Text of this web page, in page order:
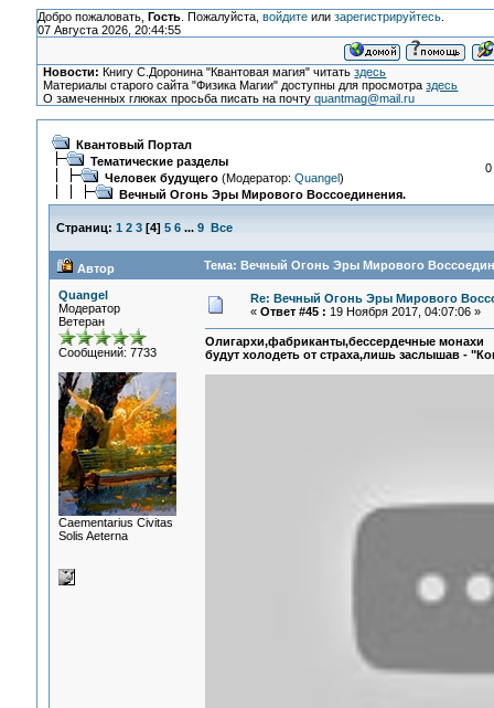
Добро пожаловать, Гость. Пожалуйста, войдитеили зарегистрируйтесь.
07 Августа 2026, 20:44:55
Новости: Книгу С.Доронина "Квантовая магия" читатьздесь
Материалы старого сайта "Физика Магии" доступны для просмотраздесь
О замеченных глюках просьба писать на почтуquantmag@mail.ru
Квантовый Портал
Тематические разделы
Человек будущего(Модератор: Quangel)
Вечный Огонь Эры Мирового Воссоединения.
0
Страниц: 1 2 3[4] 5 6 ... 9 Все
Автор Тема: Вечный Огонь Эры Мирового
Quangel
Модератор
Ветеран
Сообщений: 7733
Сaementarius Civitas
Solis Aeterna
Re: Вечный Огонь Эры Мирового
« Ответ #45 : 19 Ноября 2017, 04:07:06 »
Олигархи,фабриканты,бессердечные монахи
будут холодеть от страха,лишь заслышав -